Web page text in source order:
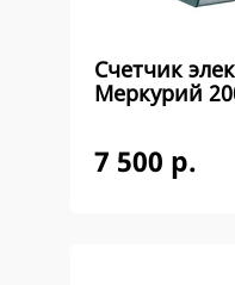
Счетчик
Меркурий
7 500 р.